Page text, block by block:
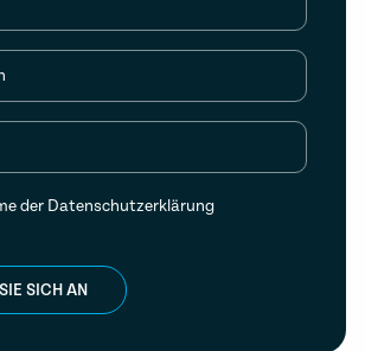
der Datenschutzerklärung
SICH AN